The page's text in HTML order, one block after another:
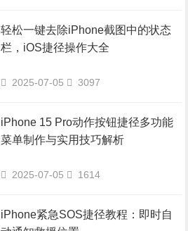
轻松一键去除iPhone截图中的状态
栏，iOS捷径操作大全
2025-07-05 3097
iPhone 15 Pro动作按钮捷径多功能
菜单制作与实用技巧解析
2025-07-05 1614
iPhone紧急SOS捷径教程：即时自